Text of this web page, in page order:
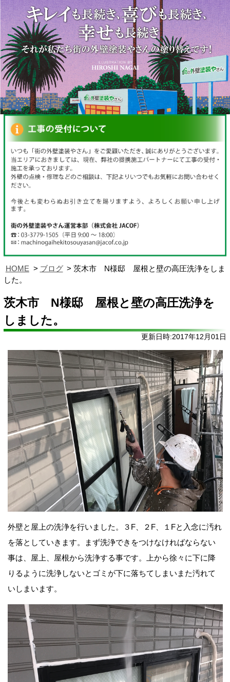
HOME ブログ
茨木市 N様邸 屋根と壁の高圧洗浄をしま
した。
茨木市 N様邸 屋根と壁の高圧洗浄を
しました。
更新日時:2017年12月01日
外壁と屋上の洗浄を行いました。３F、２F、１Fと入念に汚れ
を落としていきます。まず洗浄できをつけなければならない
事は、屋上、屋根から洗浄する事です。上から徐々に下に降
りるように洗浄しないとゴミが下に落ちてしまいまた汚れて
いしまいます。